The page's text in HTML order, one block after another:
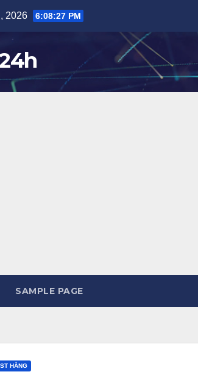
2026 6:08:28 PM
SAMPLE PAGE
HẰNG